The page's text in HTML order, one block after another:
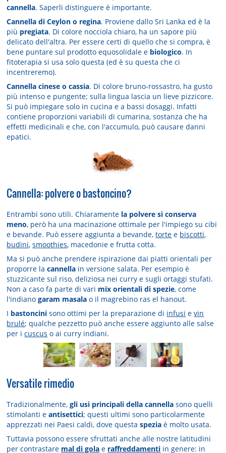
cannella. Saperli distinguere è importante.
Cannella di Ceylon o regina. Proviene dallo Sri Lanka ed è la
più pregiata. Di colore nocciola chiaro, ha un sapore più
delicato dell'altra. Per essere certi di quello che si compra, è
bene puntare sul prodotto equosolidale e biologico. In
fitoterapia si usa solo questa (ed è su questa che ci
incentreremo).
Cannella cinese o cassia. Di colore bruno-rossastro, ha gusto
più intenso e pungente; sulla lingua lascia un lieve pizzicore.
Si può impiegare solo in cucina e a bassi dosaggi. Infatti
contiene proporzioni variabili di cumarina, sostanza che ha
effetti medicinali e che, con l'accumulo, può causare danni
epatici.
Cannella: polvere o bastoncino?
Entrambi sono utili. Chiaramente la polvere si conserva
meno, però ha una macinazione ottimale per l'impiego su cibi
e bevande. Può essere aggiunta a bevande,torte e biscotti,
budini,smoothies, macedonie e frutta cotta.
Ma si può anche prendere ispirazione dai piatti orientali per
proporre lacannella in versione salata. Per esempio è
stuzzicante sul riso, deliziosa nei curry e sugli ortaggi stufati.
Non a caso fa parte di vari mix orientali di spezie, come
l'indianogaram masala o il magrebino ras el hanout.
I bastoncini sono ottimi per la preparazione di infusi evin
brulé; qualche pezzetto può anche essere aggiunto alle salse
per icuscus o ai curry indiani.
Versatile rimedio
Tradizionalmente,gli usi principali della cannella sono quelli
stimolanti eantisettici; questi ultimi sono particolarmente
apprezzati nei Paesi caldi, dove questaspezia è molto usata.
Tuttavia possono essere sfruttati anche alle nostre latitudini
per contrastare mal di gola e raffreddamenti in genere: in